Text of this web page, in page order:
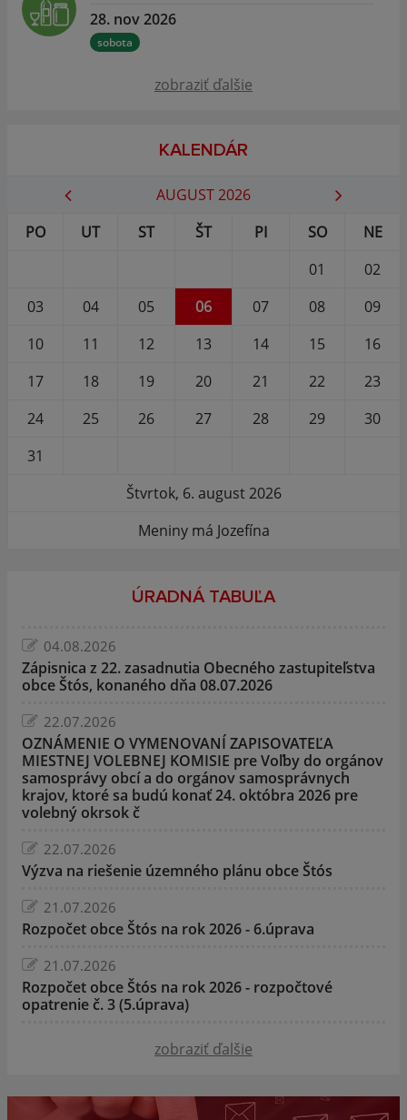
28. nov 2026
sobota
zobraziť ďalšie
KALENDÁR
AUGUST 2026
PO
UT ST ŠT PI SO
NE
01
02
03
04 05 06 07 08
09
10
11 12 13 14 15
16
17
18 19 20 21 22
23
24
25 26 27 28 29
30
31
Štvrtok, 6. august 2026
Meniny má Jozefína
ÚRADNÁ TABUĽA
04.08.2026
Zápisnica z 22. zasadnutia Obecného zastupiteľstva
obce Štós, konaného dňa 08.07.2026
22.07.2026
OZNÁMENIE O VYMENOVANÍ ZAPISOVATEĽA
MIESTNEJ VOLEBNEJ KOMISIE pre Voľby do orgánov
samosprávy obcí a do orgánov samosprávnych
krajov, ktoré sa budú konať 24. októbra 2026 pre
volebný okrsok č
22.07.2026
Výzva na riešenie územného plánu obce Štós
21.07.2026
Rozpočet obce Štós na rok 2026 - 6.úprava
21.07.2026
Rozpočet obce Štós na rok 2026 - rozpočtové
opatrenie č. 3 (5.úprava)
zobraziť ďalšie